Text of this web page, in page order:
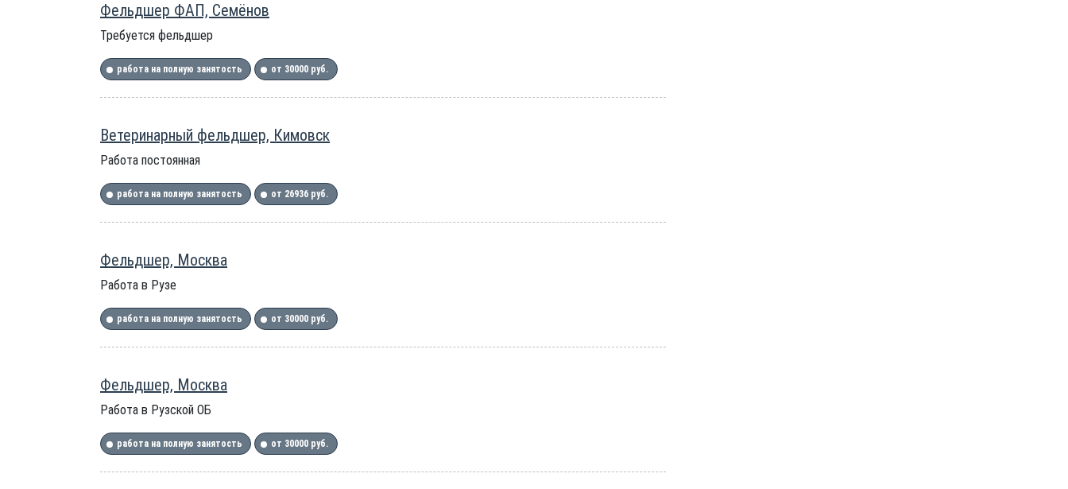
Фельдшер ФАП, Семёнов
Требуется фельдшер
работа на полную занятость от 30000 руб.
Ветеринарный фельдшер, Кимовск
Работа постоянная
работа на полную занятость от 26936 руб.
Фельдшер, Москва
Работа в Рузе
работа на полную занятость от 30000 руб.
Фельдшер, Москва
Работа в Рузской ОБ
работа на полную занятость от 30000 руб.